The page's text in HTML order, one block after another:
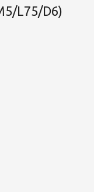
L75/D6)